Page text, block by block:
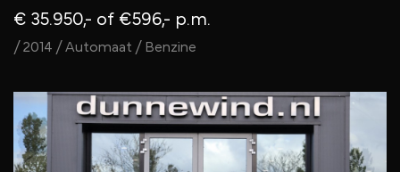
€ 35.950,- of €596,- p.m.
/ 2014 / Automaat / Benzine